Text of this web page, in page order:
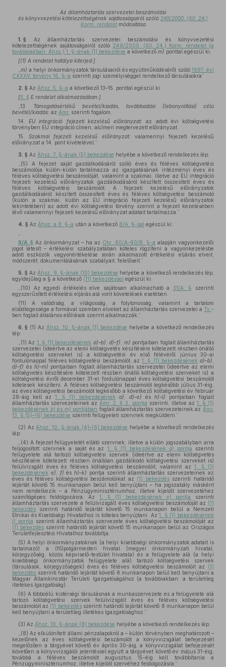
Az államháztartás szervezetei beszámolási
és könyvvezetési kötelezettségének sajátosságairól szóló 249/2000. (XII. 24.)
Korm. rendeletmódosítása
1. § Az államháztartás szervezetei beszámolási és könyvvezetési
kötelezettségének sajátosságairól szóló 249/2000. (XII. 24.) Korm. rendelet (a
továbbiakban: Áhsz.) 1. §-ának (1) bekezdése a következő m) ponttal egészül ki:
[(1) A rendelet hatálya kiterjed:]
m) a helyi önkormányzatok társulásairól és együttműködéséről szóló 1997. évi
CXXXV. törvény 16. §-a szerinti jogi személyiséggel rendelkező társulásokra”
2. § Az Áhsz. 5. §-a a következő 13–15. ponttal egészül ki:
[5. § E rendelet alkalmazásában:]
„13. Támogatásértékű bevétel/kiadás, továbbadási (lebonyolítási) célú
bevétel/kiadás: az Ámr. szerinti fogalom.
14.EU integráció fejezeti kezelésű előirányzat: az adott évi költségvetési
törvényben EU integráció címen, alcímen megtervezett előirányzat.
15.Szakmai fejezeti kezelésű előirányzat: valamennyi fejezeti kezelésű
előirányzat a 14. pont kivételével.”
3. § Az Áhsz. 7. §-ának (5) bekezdése helyébe a következő rendelkezés lép:
„(5) A fejezet saját gazdálkodásáról szóló éves és féléves költségvetési
beszámolója külön-külön tartalmazza az igazgatásának intézményi éves és
féléves költségvetési beszámolóját, valamint a szakmai, illetve az EU integráció
fejezeti kezelésű előirányzatok gazdálkodásáról készített összesített éves és
féléves költségvetési beszámolót. A fejezeti kezelésű előirányzatok
gazdálkodásáról készített összesített éves és féléves költségvetési beszámoló
(külön a szakmai, külön az EU integráció fejezeti kezelésű előirányzatok
tekintetében) az adott évi költségvetési törvény szerint a fejezet kezelésében
lévő valamennyi fejezeti kezelésű előirányzat adatait tartalmazza.”
4. § Az Áhsz. a 8. §-a után a következő 8/A. §-sal egészül ki:
8/A. § Az önkormányzat – ha az Ötv. 80/A–80/B. §-a alapján vagyonkezelői
jogot létesít – értékelési szabályzatában köteles rögzíteni a vagyonkezelésbe
adott eszközök vagyonértékelése során alkalmazott értékelési eljárás elveit,
módszerét, dokumentálásának szabályait, felelőseit.”
5. § Az Áhsz. 9. §-ának (10) bekezdése helyébe a következő rendelkezés lép,
egyidejűleg a § a következő (11) bekezdéssel egészül ki:
„(10) Az egyedi értékelés elve sajátosan alkalmazható a 31/A. §
szerinti
egyszerűsített értékelési eljárás alá vont követelések esetében.
(11) A valódiság, a világosság, a folytonosság, valamint a tartalom
elsődlegessége a formával szemben elveket az államháztartás szervezetei a Tv. -
ben foglalt általános előírások szerint alkalmazzák.”
6. § (1) Az Áhsz. 10. §-ának (1) bekezdése helyébe a következő rendelkezés
lép:
„(1) Az 1. § (1) bekezdésének a)–b) ,d)–f) m) pontjaiban foglalt államháztartás
szervezetei (ideértve az elemi költségvetés készítésére kötelezett részben önálló
költségvetési szerveket is) a költségvetési év első félévéről június 30-ai
fordulónappal féléves költségvetési beszámolót, az1. § (1) bekezdésének a)–b)
d)–f) és h)–m) pontjaiban foglalt államháztartás szervezetei (ideértve az elemi
költségvetés készítésére kötelezett részben önálló költségvetési szerveket is) a
költségvetési évről december 31-ei fordulónappal éves költségvetési beszámolót
kötelesek készíteni. A féléves költségvetési beszámolót legkésőbb július 31-éig,
az éves költségvetési beszámolót legkésőbb a következő költségvetési év február
28-áig kell az1. § (1) bekezdésének a) d)–e) és h)–l) pontjaiban foglalt
államháztartás szervezeteinek az Ámr. 2. § 3. pontja szerinti, illetve az 1. § (1)
bekezdésének b) és m) pontjában foglalt államháztartás szervezeteinek az Ámr.
13. § (5)–(6) bekezdése szerinti felügyeleti szervnek megküldeni.”
(2) Az Áhsz. 10. §-ának (4)–(6) bekezdése helyébe a következő rendelkezés
lép:
„(4) A fejezet felügyeletét ellátó szervnek, illetve a külön jogszabályban arra
feljogosított szervnek a saját és az 1. § (1) bekezdésének a) pontja szerinti
felügyelete alá tartozó költségvetési szervek (ideértve az elemi költségvetés
készítésére kötelezett részben önállóan gazdálkodó költségvetési szerveket is)
felülvizsgált éves és féléves költségvetési beszámolóit, valamint az 1. § (1)
bekezdésének e) f) ésh)–k) pontja szerinti államháztartás szervezeteinek az
éves és féléves költségvetési beszámolóikat az (1) bekezdésszerinti határidő
lejártát követő 15 munkanapon belül kell benyújtani – ha jogszabály másként
nem rendelkezik – a Pénzügyminisztériumhoz, illetve kijelölt szervezetéhez
számítógépes feldolgozásra. Az 1. § (1) bekezdésének e) pontja
szerinti
államháztartás szervezete a felülvizsgált éves költségvetési beszámolóját az (1)
bekezdés szerinti határidő lejártát követő 15 munkanapon belül a Nemzeti
Etnikai és Kisebbségi Hivatalhoz is köteles benyújtani. Az1. § (1) bekezdésének
l) pontja szerinti államháztartás szervezete éves költségvetési beszámolóját az
(1) bekezdés szerinti határidő lejártát követő 15 munkanapon belül az Országos
Területfejlesztési Hivatalhoz továbbítja.
(5) A helyi önkormányzatoknak (a helyi kisebbségi önkormányzatok adatait is
tartalmazó) a (fő)polgármesteri hivatal (megyei önkormányzati hivatal,
körjegyzőség, közös képviselő-testület hivatala) és a felügyelete alá (a helyi
kisebbségi önkormányzatok felügyelete alá) tartozó költségvetési szervek
(társulások, körjegyzőségek) éves és féléves költségvetési beszámolóit az (1)
bekezdés szerinti határidő lejártát követő 8 munkanapon belül kell benyújtani a
Magyar Államkincstár Területi Igazgatóságához (a továbbiakban: a területileg
illetékes Igazgatóság).
(6) A többcélú kistérségi társulásnak a munkaszervezete és a felügyelete alá
tartozó költségvetési szervek felülvizsgált éves és féléves költségvetési
beszámolóit az (1) bekezdésszerinti határidő lejártát követő 8 munkanapon belül
kell benyújtani a területileg illetékes Igazgatósághoz.”
(3) Az Áhsz. 10. §-ának (8) bekezdése helyébe a következő rendelkezés lép:
„(8) Az elkülönített állami pénzalapokról a – külön törvényben meghatározott –
kezelőnek az éves költségvetési beszámolót a könyvvizsgálat befejezését
megelőzően a tárgyévet követő év április 30-áig, a könyvvizsgálat befejezését
követően a könyvvizsgálói jelentéssel együtt a tárgyévet követő év május 31-éig,
továbbá a féléves beszámolót augusztus 15-éig kell továbbítania a
Pénzügyminisztériumhoz, illetve kijelölt szervéhez feldolgozásra.”